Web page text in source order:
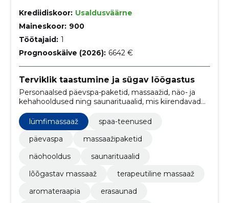
Krediidiskoor: Usaldusväärne
Maineskoor: 900
Töötajaid: 1
Prognooskäive (2026): 6642 €
Terviklik taastumine ja sügav lõõgastus
Personaalsed päevspa-paketid, massaažid, näo- ja
kehahooldused ning saunarituaalid, mis kiirendavad
taastumist ja suurendavad heaolutunnet.
lümfimassaaž
spaa-teenused
päevaspa
massaažipaketid
näohooldus
saunarituaalid
lõõgastav massaaž
terapeutiline massaaž
aromateraapia
erasaunad